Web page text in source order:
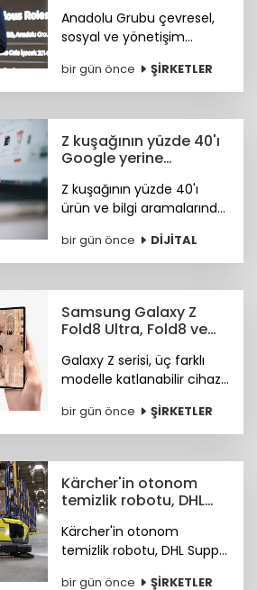
Anadolu Grubu çevresel,
sosyal ve yönetişim
yaklaşımı ile FTSE4Good
Endeksi’nde.
bir gün önce ŞİRKETLER
Z kuşağının yüzde 40'ı
Google yerine
yapıyor
Z kuşağının yüzde 40'ı
ürün ve bilgi aramalarında
Araştırma ayrıca
Instagram ve TikTok'un
önde olduğunu öne
çıkardı.
bir gün önce DİJİTAL
Samsung Galaxy Z
Fold8 Ultra, Fold8 ve
marketlerde
Galaxy Z serisi, üç farklı
modelle katlanabilir cihaz
sayfa açıyor.
bir gün önce ŞİRKETLER
Kärcher'in otonom
temizlik robotu, DHL
Kärcher'in otonom
temizlik robotu, DHL Supply
bir gün önce ŞİRKETLER